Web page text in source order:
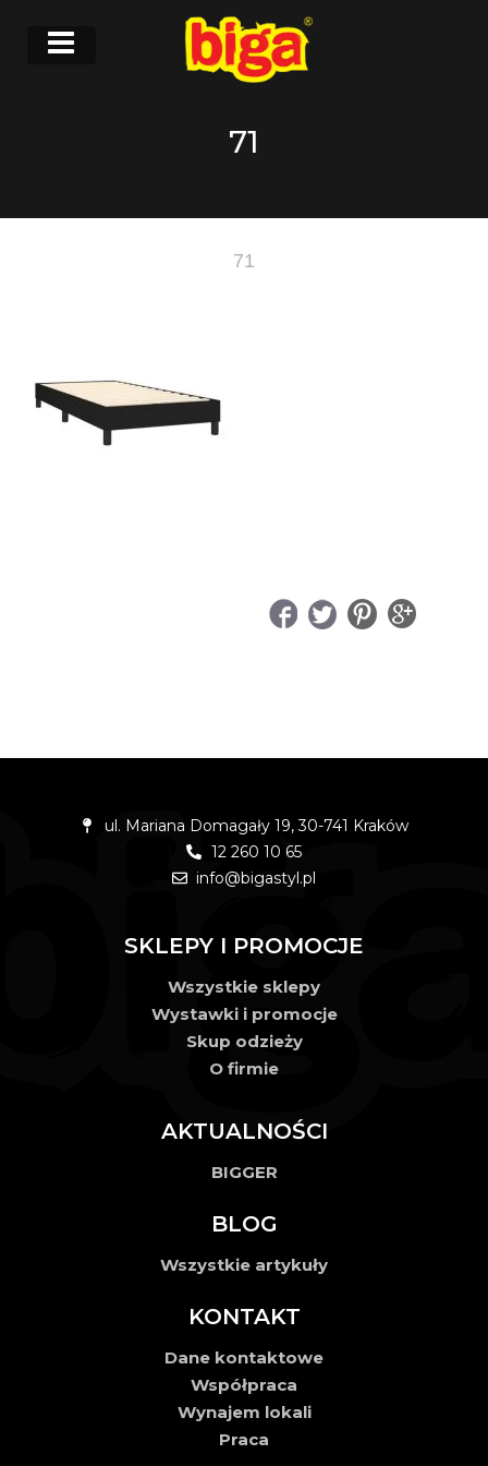
71
71
ul. Mariana Domagały 19, 30-741 Kraków
12 260 10 65
info@bigastyl.pl
SKLEPY I PROMOCJE
Wszystkie sklepy
Wystawki i promocje
Skup odzieży
O firmie
AKTUALNOŚCI
BIGGER
BLOG
Wszystkie artykuły
KONTAKT
Dane kontaktowe
Współpraca
Wynajem lokali
Praca